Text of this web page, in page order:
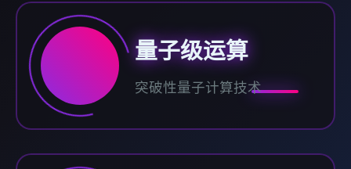
量子级运算
突破性量子计算技术